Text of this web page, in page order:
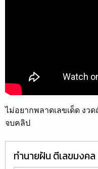
ไม่อยากพลาดเลขเด็ด งว
จบคลิป
ทำนายฝัน ตีเลขมงคล